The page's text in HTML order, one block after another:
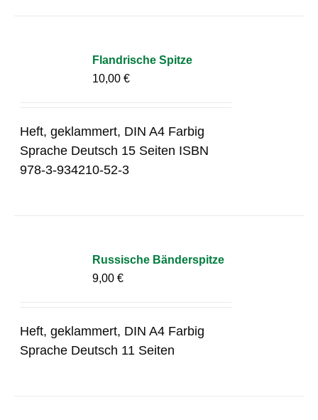
Flandrische Spitze
10,00€
Heft, geklammert, DIN A4 Farbig
Sprache Deutsch 15 Seiten ISBN
978-3-934210-52-3
Russische Bänderspitze
9,00€
Heft, geklammert, DIN A4 Farbig
Sprache Deutsch 11 Seiten